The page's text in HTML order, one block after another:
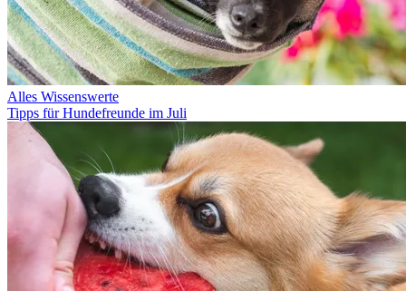
Alles Wissenswerte
Tipps für Hundefreunde im Juli